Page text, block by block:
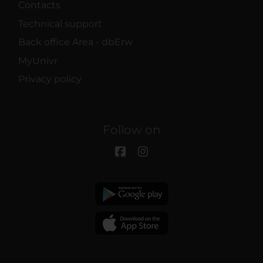
Contacts
Technical support
Back office Area - dbErw
MyUnivr
Privacy policy
Follow on